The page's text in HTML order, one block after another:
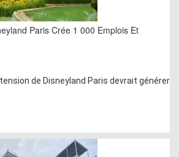
Paris Crée 1 000 Emplois Et
de Disneyland Paris devrait générer